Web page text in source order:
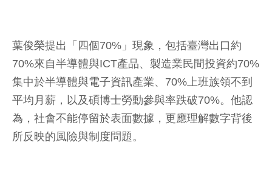
葉俊榮提出「四個70%」現象，包括臺灣出口約
70%來自半導體與ICT產品、製造業民間投資約70%
集中於半導體與電子資訊產業、70%上班族領不到
平均月薪，以及碩博士勞動參與率跌破70%。他認
為，社會不能停留於表面數據，更應理解數字背後
所反映的風險與制度問題。